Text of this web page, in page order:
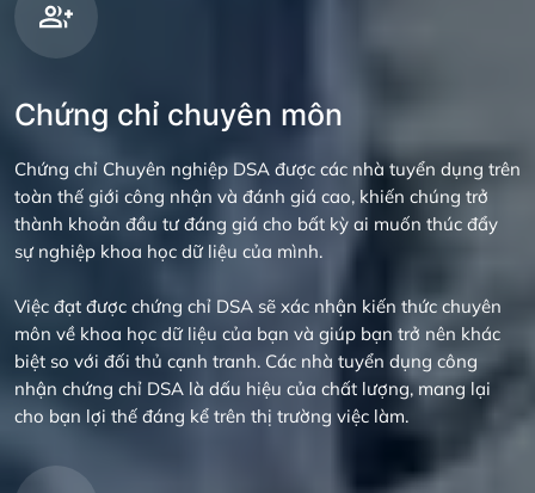
Chứng chỉ chuyên môn
Chứng chỉ Chuyên nghiệp DSA được các nhà tuyển dụng trên
toàn thế giới công nhận và đánh giá cao, khiến chúng trở
thành khoản đầu tư đáng giá cho bất kỳ ai muốn thúc đẩy
sự nghiệp khoa học dữ liệu của mình.
Việc đạt được chứng chỉ DSA sẽ xác nhận kiến ​​thức chuyên
môn về khoa học dữ liệu của bạn và giúp bạn trở nên khác
biệt so với đối thủ cạnh tranh. Các nhà tuyển dụng công
nhận chứng chỉ DSA là dấu hiệu của chất lượng, mang lại
cho bạn lợi thế đáng kể trên thị trường việc làm.